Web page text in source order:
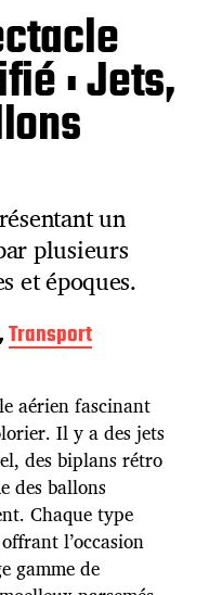
: Jets,
un
plusieurs
et époques.
,Transport
aérien fascinant
Il y a des jets
des biplans rétro
des ballons
Chaque type
l’occasion
gamme de